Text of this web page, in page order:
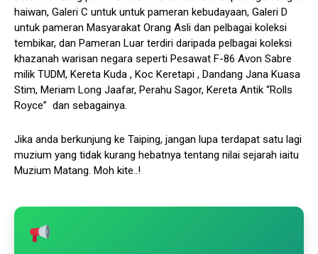
haiwan, Galeri C untuk untuk pameran kebudayaan, Galeri D
untuk pameran Masyarakat Orang Asli dan pelbagai koleksi
tembikar, dan Pameran Luar terdiri daripada pelbagai koleksi
khazanah warisan negara seperti Pesawat F-86 Avon Sabre
milik TUDM, Kereta Kuda , Koc Keretapi , Dandang Jana Kuasa
Stim, Meriam Long Jaafar, Perahu Sagor, Kereta Antik “Rolls
Royce” dan sebagainya.
Jika anda berkunjung ke Taiping, jangan lupa terdapat satu lagi
muzium yang tidak kurang hebatnya tentang nilai sejarah iaitu
Muzium Matang. Moh kite..!